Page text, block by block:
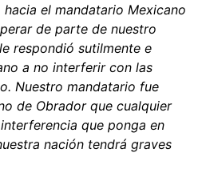
hacia el mandatario Mexicano
de parte de nuestro
respondió sutilmente e
a no interferir con las
Nuestro mandatario fue
de Obrador que cualquier
que ponga en
nación tendrá graves